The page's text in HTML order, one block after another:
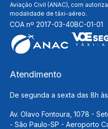
Aviação Civil (ANAC), com
modalidade de táxi-aéreo.
COA nº 2017-03-40BC-01-01
Atendimento
De segunda a sexta das 8h
Av. Olavo Fontoura, 1078 -
- São Paulo-SP - Aeroporto